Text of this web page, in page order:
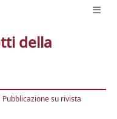
della
Pubblicazione su rivista